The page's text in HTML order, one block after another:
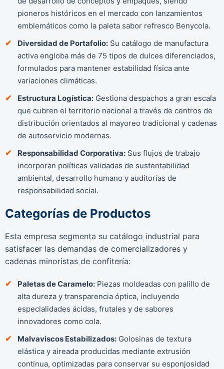
pioneros históricos en el mercado con lanzamientos
emblemáticos como la paleta sabor refresco Benycola.
Diversidad de Portafolio: Su catálogo de manufactura
activa engloba más de 75 tipos de dulces diferenciados,
formulados para mantener estabilidad física ante
variaciones climáticas.
Estructura Logística: Gestiona despachos a gran escala
que cubren el territorio nacional a través de centros de
distribución orientados al mayoreo tradicional y cadenas
de autoservicio modernas.
Responsabilidad Corporativa: Sus flujos de trabajo
incorporan políticas validadas de sustentabilidad
ambiental, desarrollo humano y auditorías de
responsabilidad social.
Categorías de Productos
Esta empresa segmenta su catálogo industrial para
satisfacer las demandas de comercializadores y
cadenas minoristas de confitería:
Paletas de Caramelo: Piezas moldeadas con palillo de
alta dureza y transparencia óptica, incluyendo
especialidades ácidas, frutales y de sabores
innovadores como cola.
Malvaviscos Estabilizados: Golosinas de textura
elástica y aireada producidas mediante extrusión
continua, optimizadas para conservar su esponjosidad